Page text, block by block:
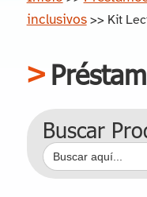
inclusivos >> Kit
Buscar
Buscar: